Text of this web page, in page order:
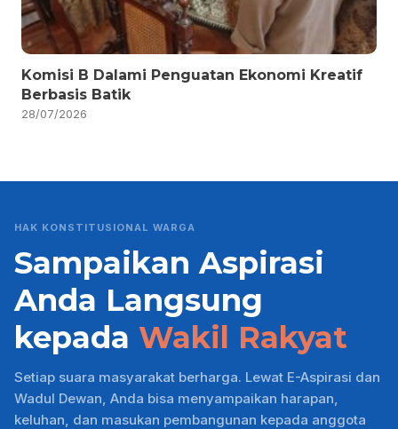
Komisi B Dalami Penguatan Ekonomi Kreatif
Berbasis Batik
28/07/2026
HAK KONSTITUSIONAL WARGA
Sampaikan Aspirasi
Anda Langsung
kepada Wakil Rakyat
Setiap suara masyarakat berharga. Lewat E-Aspirasi dan
Wadul Dewan, Anda bisa menyampaikan harapan,
keluhan, dan masukan pembangunan kepada anggota